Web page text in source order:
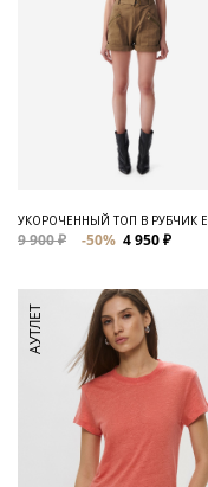
УКОРОЧЕННЫЙ ТОП В РУБЧИК
9 900 ₽ -50% 4 950 ₽
АУТЛЕТ